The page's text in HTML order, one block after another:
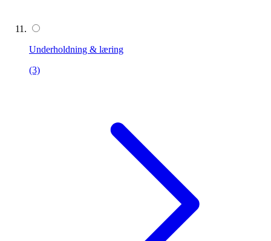
Underholdning & læring
(3)